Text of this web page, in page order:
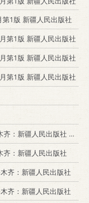
1版 新疆人民出版社
第1版 新疆人民出版社
第1版 新疆人民出版社
第1版 新疆人民出版社
新疆人民出版社 11098·6
齐：新疆人民出版社
齐：新疆人民出版社
齐：新疆人民出版社